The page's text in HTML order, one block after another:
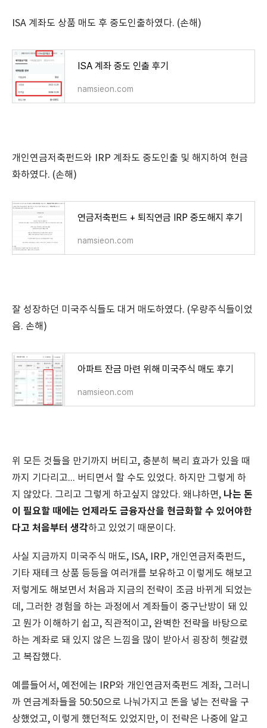
ISA 계좌도 상품 매도 후 중도인출하였다. (손해)
ISA 계좌 중도 인출 후기
namsieon.com
개인연금저축펀드와 IRP 계좌도 중도인출 및 해지하여 현금
화하였다. (손해)
연금저축펀드 + 퇴직연금 IRP 중도해지 후기
namsieon.com
잘 성장하던 미국주식들도 대거 매도하였다. (우량주식들이었
음. 손해)
아파트 잔금 마련 위해 미국주식 매도 후기
namsieon.com
위 모든 것들을 만기까지 버티고, 충분히 복리 효과가 있을 때
까지 기다리고... 버티면서 할 수도 있었다. 하지만 그렇게 하
지 않았다. 그리고 그렇게 하고싶지 않았다. 왜냐하면, 나는 돈
이 필요할 때에는 언제라도 금융자산을 현금화할 수 있어야한
다고 처음부터 생각하고 있었기 때문이다.
사실 지금까지 미국주식 매도, ISA, IRP, 개인연금저축펀드,
기타 재테크 상품 등등을 여러개를 보유하고 이렇게도 해보고
저렇게도 해보면서 처음과 지금의 전략이 조금 바뀌게 되었는
데, 그러한 경험을 하는 과정에서 계좌들이 중구난방이 돼 있
고 뭔가 이해하기 쉽고, 직관적이고, 완벽한 전략을 바탕으로
하는 계좌로 돼 있지 않은 느낌을 많이 받아서 굉장히 헷갈렸
고 복잡했다.
예를들어서, 예전에는 IRP와 개인연금저축펀드 계좌, 그러니
까 연금계좌들을 50:50으로 나눠가지고 돈을 넣는 전략을 구
상했었고, 이렇게 했던적도 있었지만, 이 전략은 나중에 알고